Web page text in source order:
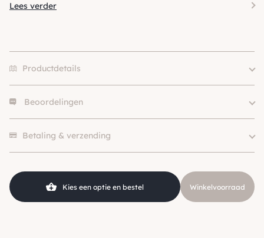
Lees verder
Productdetails
Size
Kleur
Roze
Merk
Beoordelingen
Betaling & verzending
Kies een optie en bestel Winkelvoorraad